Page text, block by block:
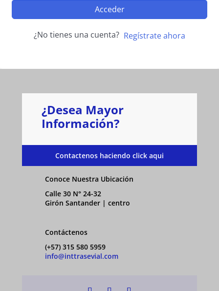
Acceder
¿No tienes una cuenta? Regístrate ahora
¿Desea Mayor
Información?
Contactenos haciendo click aqui
Conoce Nuestra Ubicación
Calle 30 N° 24-32
Girón Santander | centro
Contáctenos
(+57) 315 580 5959
info@inttrasevial.com